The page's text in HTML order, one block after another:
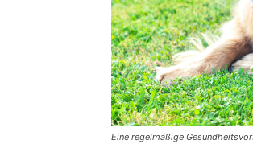
Eine regelmäßige